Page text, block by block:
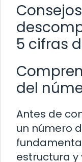
5 cifras
del
Antes de
un número
estructura y